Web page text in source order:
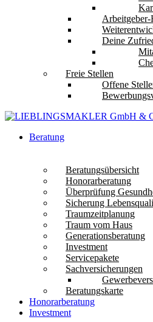
Deine
Freie Stellen
Offene
Beratung
Beratungsübersicht
Honorarberatung
Überprüfung
Sicherung
Traumzeitplanung
Traum vom Haus
Generationsberatung
Investment
Servicepakete
Sachversicherungen
Beratungskarte
Honorarberatung
Investment